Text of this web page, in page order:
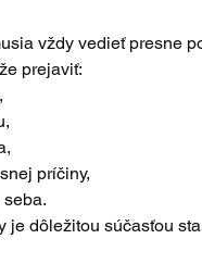
vždy vedieť presne
prejaviť:
príčiny,
je dôležitou súčasťou